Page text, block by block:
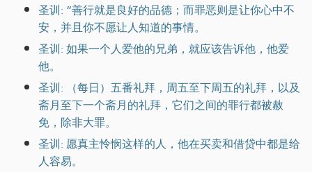
圣训: “善行就是良好的品德；而罪恶则是让你心中不
安，并且你不愿让人知道的事情。
圣训: 如果一个人爱他的兄弟，就应该告诉他，他爱
他。
圣训: （每日）五番礼拜，周五至下周五的礼拜，以及
斋月至下一个斋月的礼拜，它们之间的罪行都被赦
免，除非大罪。
圣训: 愿真主怜悯这样的人，他在买卖和借贷中都是给
人容易。